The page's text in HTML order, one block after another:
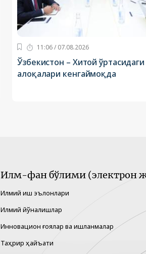
11:06 / 07.08.2026
Ўзбекистон – Хитой
алоқалари кенгаймоқда
Илм-фан бўлими (электрон
Илмий иш эълонлари
Илмий йўналишлар
Инновацион ғоялар ва ишланмалар
Таҳрир ҳайъати